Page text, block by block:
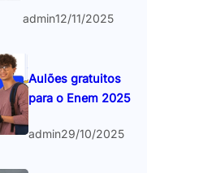
admin12/11/2025
Aulões gratuitos
para o Enem 2025
admin29/10/2025